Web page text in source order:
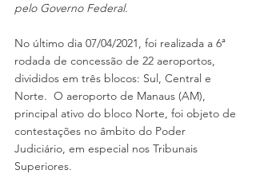
pelo Governo Federal.
No último dia 07/04/2021, foi realizada a 6ª
rodada de concessão de 22 aeroportos,
divididos em três blocos: Sul, Central e
Norte.  O aeroporto de Manaus (AM),
principal ativo do bloco Norte, foi objeto de
contestações no âmbito do Poder
Judiciário, em especial nos Tribunais
Superiores.